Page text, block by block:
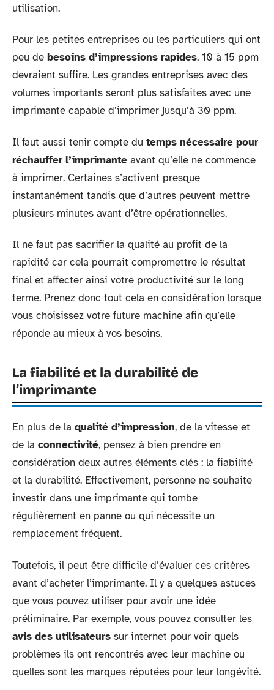
utilisation.
Pour les petites entreprises ou les particuliers qui ont
peu de besoins d’impressions rapides, 10 à 15 ppm
devraient suffire. Les grandes entreprises avec des
volumes importants seront plus satisfaites avec une
imprimante capable d’imprimer jusqu’à 30 ppm.
Il faut aussi tenir compte du temps nécessaire pour
réchauffer l’imprimante avant qu’elle ne commence
à imprimer. Certaines s’activent presque
instantanément tandis que d’autres peuvent mettre
plusieurs minutes avant d’être opérationnelles.
Il ne faut pas sacrifier la qualité au profit de la
rapidité car cela pourrait compromettre le résultat
final et affecter ainsi votre productivité sur le long
terme. Prenez donc tout cela en considération lorsque
vous choisissez votre future machine afin qu’elle
réponde au mieux à vos besoins.
La fiabilité et la durabilité de
l’imprimante
En plus de la qualité d’impression, de la vitesse et
de la connectivité, pensez à bien prendre en
considération deux autres éléments clés : la fiabilité
et la durabilité. Effectivement, personne ne souhaite
investir dans une imprimante qui tombe
régulièrement en panne ou qui nécessite un
remplacement fréquent.
Toutefois, il peut être difficile d’évaluer ces critères
avant d’acheter l’imprimante. Il y a quelques astuces
que vous pouvez utiliser pour avoir une idée
préliminaire. Par exemple, vous pouvez consulter les
avis des utilisateurs sur internet pour voir quels
problèmes ils ont rencontrés avec leur machine ou
quelles sont les marques réputées pour leur longévité.